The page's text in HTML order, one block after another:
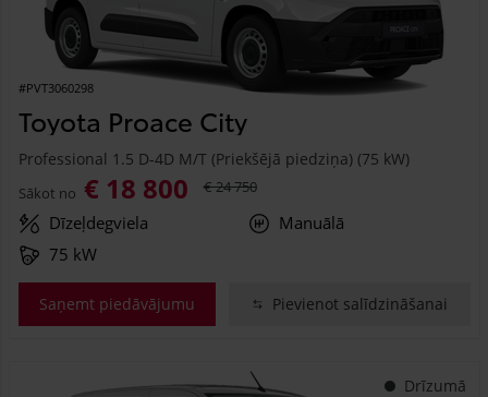
#PVT3060298
Toyota Proace City
Professional 1.5 D-4D M/T (Priekšējā piedziņa) (75 kW)
Sākot no € 18 800 € 24 750
Dīzeļdegviela
Manuālā
75 kW
Saņemt piedāvājumu Pievienot salīdzināšanai
Drīzumā